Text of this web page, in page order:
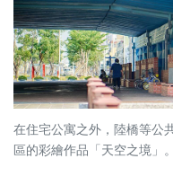
在住宅公寓之外，陸橋等公
區的彩繪作品「天空之境」